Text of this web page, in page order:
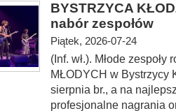
BYSTRZYCA
nabór zespołów
Piątek, 2026-07-24
(Inf. wł.). Młode
MŁODYCH w Bystrzycy
sierpnia br., a na
profesjonalne nagrania